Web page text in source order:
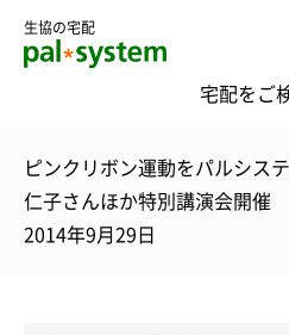
生協の宅配
宅配をご
ピンクリボン運動をパルシス
仁子さんほか特別講演会開催
2014年9月29日